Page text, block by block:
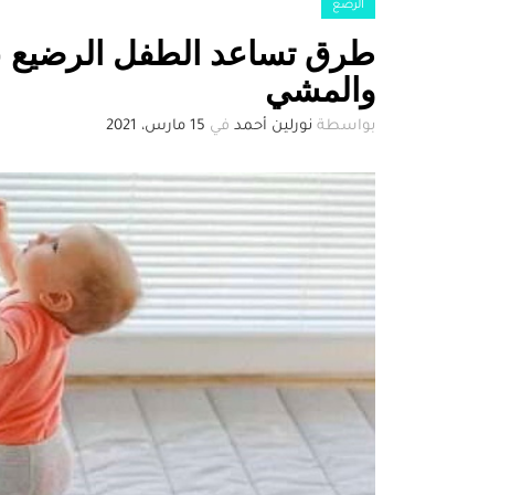
الرضع
طرق تساعد الطفل الرضيع
والمشي
بواسطة نورلين أحمد في 15 مارس، 2021